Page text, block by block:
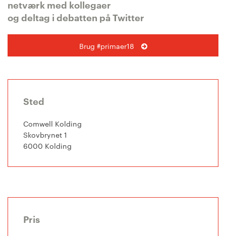
netværk med kollegaer
og deltag i debatten på Twitter
Brug #primaer18
Sted
Comwell Kolding
Skovbrynet 1
6000 Kolding
Pris